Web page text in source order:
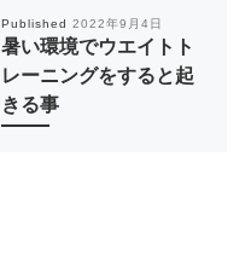
Published 2022年9月4日
暑い環境でウエイトト
レーニングをすると起
きる事